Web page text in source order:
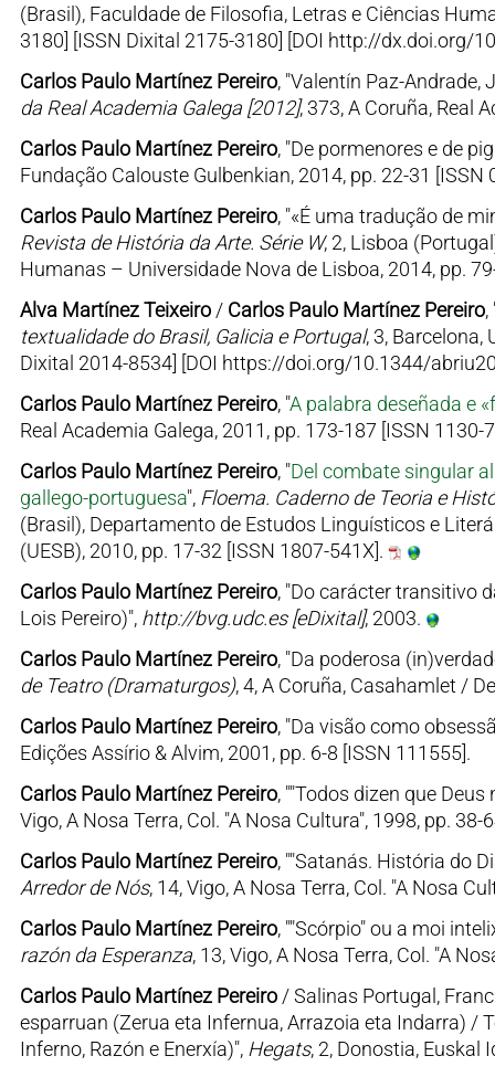
(Brasil), Faculdade de Filosofia, Letras e Ciências
3180] [ISSN Dixital 2175-3180] [DOI http://dx.doi.org/
Carlos Paulo Martínez Pereiro, "Valentín Paz-Andrade,
da Real Academia Galega [2012], 373, A Coruña, Real
Carlos Paulo Martínez Pereiro, "De pormenores e de
Fundação Calouste Gulbenkian, 2014, pp. 22-31 [ISSN
Carlos Paulo Martínez Pereiro, "«É uma tradução de
Revista de História da Arte. Série W, 2, Lisboa
Humanas – Universidade Nova de Lisboa, 2014, pp.
Alva Martínez Teixeiro/ Carlos Paulo Martínez Pereiro,
textualidade do Brasil, Galicia e Portugal, 3, Barcelona,
Dixital 2014-8534] [DOI https://doi.org/10.1344/
Carlos Paulo Martínez Pereiro, "A palabra deseñada e
Real Academia Galega, 2011, pp. 173-187 [ISSN 1130-
Carlos Paulo Martínez Pereiro, "Del combate singular
gallego-portuguesa", Floema. Caderno de Teoria e
(Brasil), Departamento de Estudos Linguísticos e
(UESB), 2010, pp. 17-32 [ISSN 1807-541X].
Carlos Paulo Martínez Pereiro, "Do carácter transitivo
Lois Pereiro)", http://bvg.udc.es [eDixital], 2003.
Carlos Paulo Martínez Pereiro, "Da poderosa
de Teatro (Dramaturgos), 4, A Coruña, Casahamlet /
Carlos Paulo Martínez Pereiro, "Da visão como
Edições Assírio & Alvim, 2001, pp. 6-8 [ISSN 111555].
Carlos Paulo Martínez Pereiro, ""Todos dizen que
Vigo, A Nosa Terra, Col. "A Nosa Cultura", 1998, pp. 38-
Carlos Paulo Martínez Pereiro, ""Satanás. História do
Arredor de Nós, 14, Vigo, A Nosa Terra, Col. "A Nosa
Carlos Paulo Martínez Pereiro, ""Scórpio" ou a moi
razón da Esperanza, 13, Vigo, A Nosa Terra, Col. "A
Carlos Paulo Martínez Pereiro/ Salinas Portugal,
esparruan (Zerua eta Infernua, Arrazoia eta Indarra) /
Inferno, Razón e Enerxía)", Hegats, 2, Donostia, Euskal